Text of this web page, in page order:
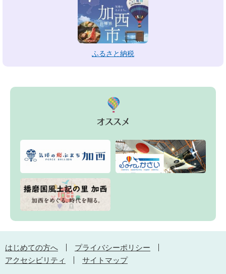
ふるさと納税
はじめての方へ
プライバシーポリシー
アクセシビリティ
サイトマップ